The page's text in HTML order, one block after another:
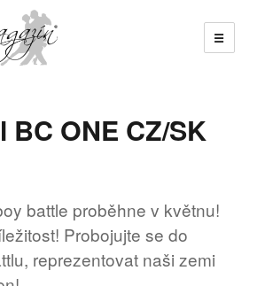
☰
BC ONE CZ/SK
battle proběhne v květnu!
Probojujte se do
reprezentovat naši zemi